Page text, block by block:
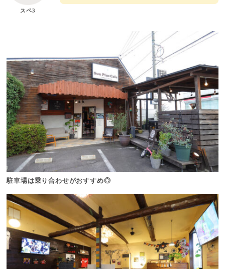
スペ3
駐車場は乗り合わせがおすすめ◎